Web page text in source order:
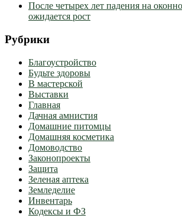
После четырех лет падения на
ожидается рост
Рубрики
Благоустройство
Будьте здоровы
В мастерской
Выставки
Главная
Дачная амнистия
Домашние питомцы
Домашняя косметика
Домоводство
Законопроекты
Защита
Зеленая аптека
Земледелие
Инвентарь
Кодексы и ФЗ